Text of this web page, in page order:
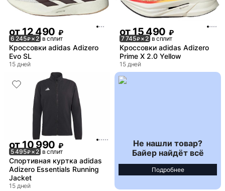
от 12 490 ₽
6 245₽× 2 в сплит
Кроссовки adidas Adizero
Evo SL
15 дней
от 15 490 ₽
7 745₽× 2 в сплит
Кроссовки adidas Adizero
Prime X 2.0 Yellow
15 дней
от10 990 ₽
5 495₽× 2 в сплит
Спортивная куртка adidas
Adizero Essentials Running
Jacket
15 дней
Не нашли товар?
Байер найдёт всё
Подробнее